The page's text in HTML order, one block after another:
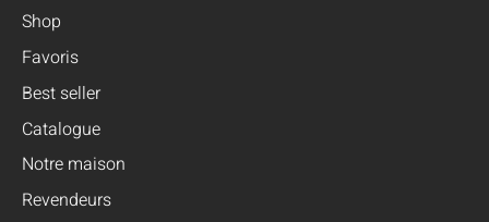
Shop
Favoris
Best seller
Catalogue
Notre maison
Revendeurs